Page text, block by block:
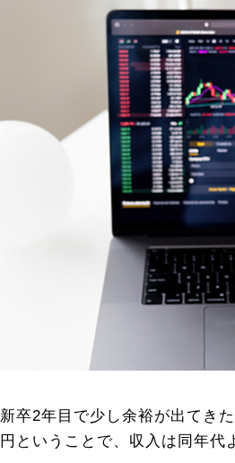
新卒2年目で少し余裕が出てき
円ということで、収入は同年代